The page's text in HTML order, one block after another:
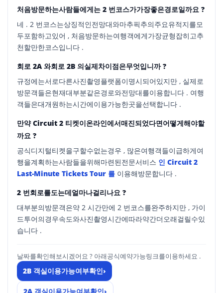
처음방문하는사람들에게는 2 번코스가가장좋은경로일까요 ?
네 . 2 번코스는상징적인전망대와마추픽추의주요유적지를모
두포함하고있어 , 처음방문하는여행객에게가장균형잡히고추
천할만한코스입니다 .
회로 2A 와회로 2B 의실제차이점은무엇입니까 ?
규정에는서로다른사진촬영플랫폼이명시되어있지만 , 실제로
방문객들은현재대부분같은경로와전망대를이용합니다 . 여행
객들은대개원하는시간에이용가능한곳을선택합니다 .
만약 Circuit 2 티켓이온라인에서매진되었다면어떻게해야할
까요 ?
공식디지털티켓을구할수없는경우 , 많은여행객들이급하게여
행을계획하는사람들을위해마련된전문서비스 인 Circuit 2
Last-Minute Tickets Tour 를 이용해방문합니다 .
2 번회로를도는데얼마나걸리나요 ?
대부분의방문객은약 2 시간만에 2 번코스를완주하지만 , 가이
드투어의경우속도와사진촬영시간에따라약간더오래걸릴수있
습니다 .
날짜를확인해보시겠어요 ? 아래공식예약가능링크를이용하세요 .
2B 객실이용가능여부확인›